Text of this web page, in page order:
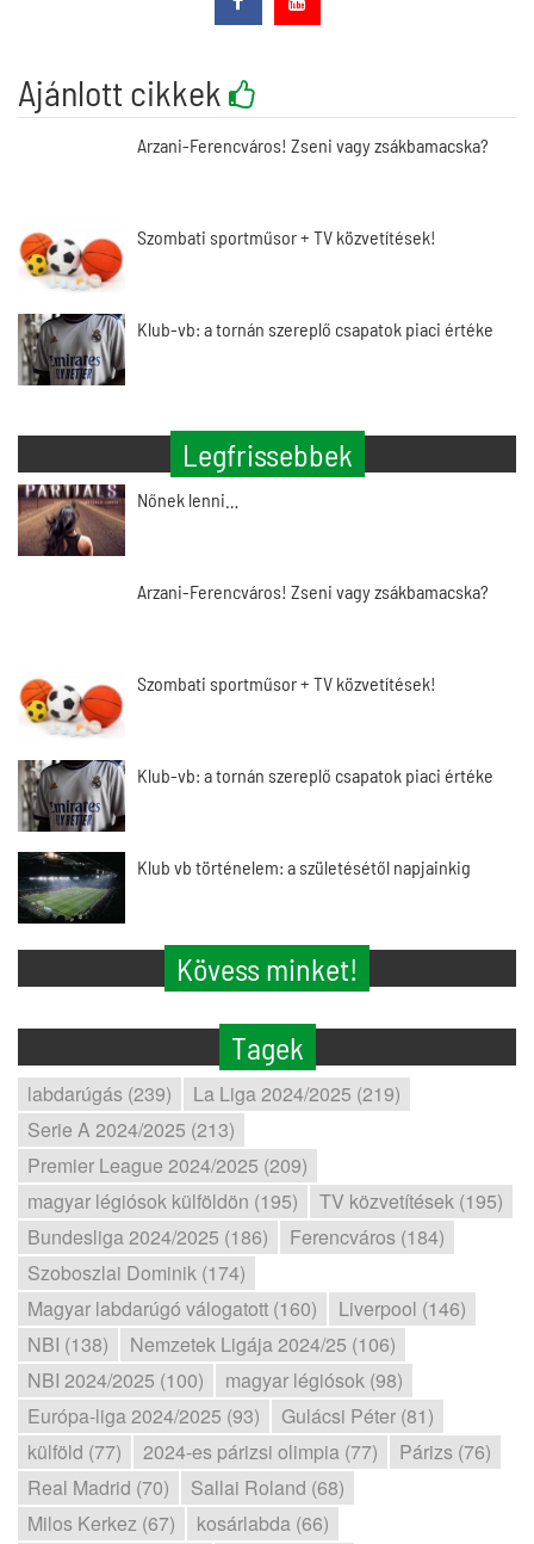
Ajánlott cikkek
Arzani-Ferencváros! Zseni vagy zsákbamacska?
Szombati sportműsor + TV közvetítések!
Klub-vb: a tornán szereplő csapatok piaci értéke
Legfrissebbek
Nőnek lenni…
Arzani-Ferencváros! Zseni vagy zsákbamacska?
Szombati sportműsor + TV közvetítések!
Klub-vb: a tornán szereplő csapatok piaci értéke
Klub vb történelem: a születésétől napjainkig
Kövess minket!
Tagek
labdarúgás (239)
La Liga 2024/2025 (219)
Serie A 2024/2025 (213)
Premier League 2024/2025 (209)
magyar légiósok külföldön (195)
TV közvetítések (195)
Bundesliga 2024/2025 (186)
Ferencváros (184)
Szoboszlai Dominik (174)
Magyar labdarúgó válogatott (160)
Liverpool (146)
NBI (138)
Nemzetek Ligája 2024/25 (106)
NBI 2024/2025 (100)
magyar légiósok (98)
Európa-liga 2024/2025 (93)
Gulácsi Péter (81)
külföld (77)
2024-es párizsi olimpia (77)
Párizs (76)
Real Madrid (70)
Sallai Roland (68)
Milos Kerkez (67)
kosárlabda (66)